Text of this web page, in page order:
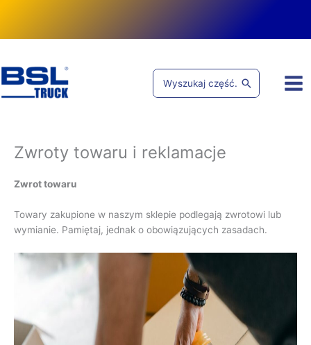
treści
Search
for:
Zwroty towaru i reklamacje
Zwrot towaru
Towary zakupione w naszym sklepie podlegają zwrotowi lub
wymianie. Pamiętaj, jednak o obowiązujących zasadach.